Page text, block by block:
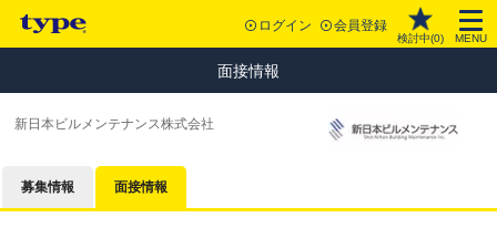
ログイン 会員登録
検討中(0) MENU
面接情報
新日本ビルメンテナンス株式会社
募集情報 面接情報